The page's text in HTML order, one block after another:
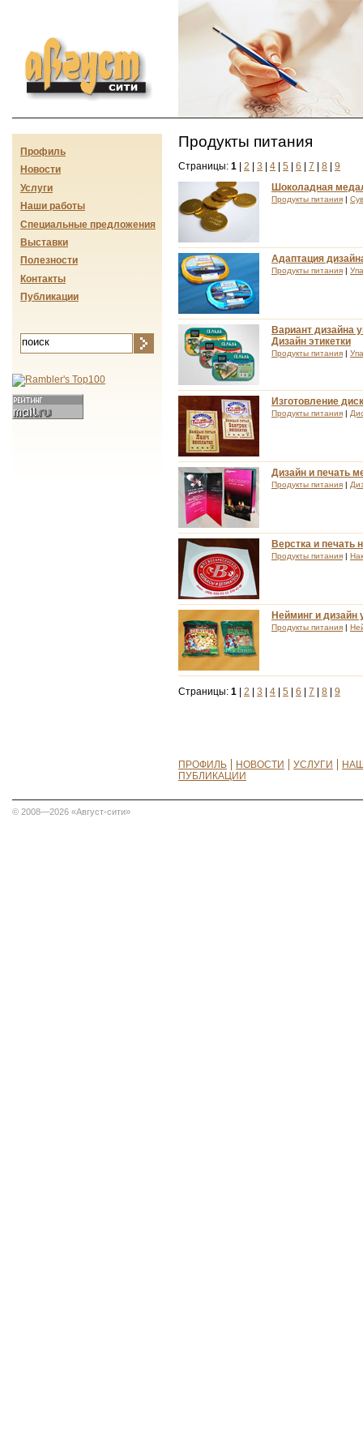
Август-сити
Продукты питания
Страницы: 1 2 3 4 5 6 7 8
9
Шоколадная
Продукты питания
Адаптация
Продукты питания
Вариант дизайна
Дизайн этикетки
Продукты питания
Изготовление
Продукты питания
Дизайн и печать
Продукты питания
Верстка и печать
Продукты питания
Нейминг и дизайн
Продукты питания
Страницы: 1 2 3 4 5 6 7 8 9
Профиль
Новости
Услуги
Наши работы
Специальные предложения
Выставки
Полезности
Контакты
Публикации
ПРОФИЛЬ НОВОСТИ УСЛУГИ
ПУБЛИКАЦИИ
© 2008—2026 «Август-сити»